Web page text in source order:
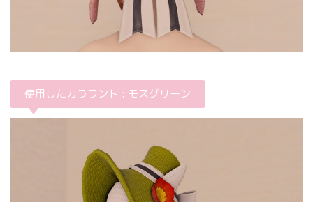
使用したカララント : モスグリーン